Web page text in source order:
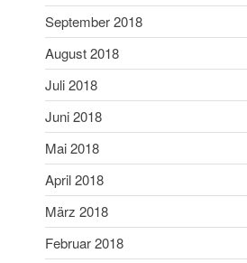
September 2018
August 2018
Juli 2018
Juni 2018
Mai 2018
April 2018
März 2018
Februar 2018